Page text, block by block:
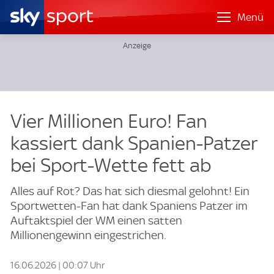
Menü
Vier Millionen Euro! Fan
kassiert dank Spanien-Patzer
bei Sport-Wette fett ab
Alles auf Rot? Das hat sich diesmal gelohnt! Ein
Sportwetten-Fan hat dank Spaniens Patzer im
Auftaktspiel der WM einen satten
Millionengewinn eingestrichen.
16.06.2026 | 00:07 Uhr